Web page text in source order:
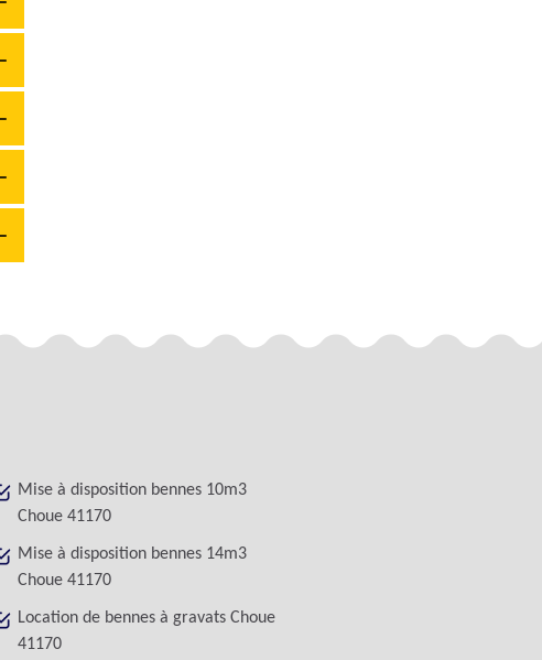
Mise à disposition bennes 10m3
Choue 41170
Mise à disposition bennes 14m3
Choue 41170
Location de bennes à gravats Choue
41170